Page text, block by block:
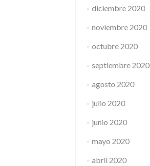
diciembre 2020
noviembre 2020
octubre 2020
septiembre 2020
agosto 2020
julio 2020
junio 2020
mayo 2020
abril 2020